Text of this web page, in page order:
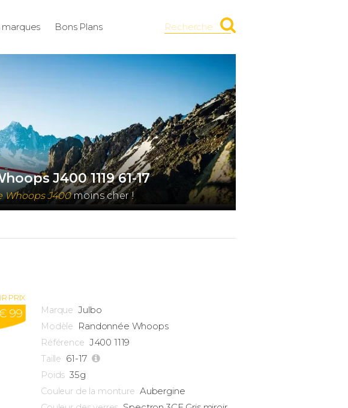
marques Bons Plans Recherche
J400 1119 61-17
Whoops J400moins cher !
PRIX
99 Marque Julbo
Modèle Randonnée Whoops
Référence J400 1119
Taille 61-17
Poids 35g
Couleur de la monture Aubergine